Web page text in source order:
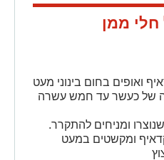
חלי ממן
ואופים בחום בינוני מעט
של כעשר עד חמש עשרה
ומניחים להתקרר.
ומקשטים במעט